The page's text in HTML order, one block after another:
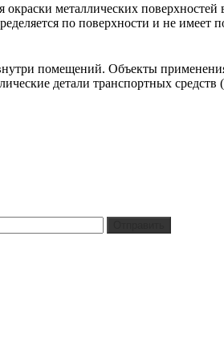
окраски металлических
по поверхности и не имеет
помещений. Объекты
детали транспортных